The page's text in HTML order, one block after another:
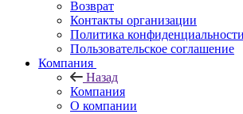
Возврат
Контакты организации
Политика конфиденциальности
Пользовательское соглашение
Компания
Назад
Компания
О компании